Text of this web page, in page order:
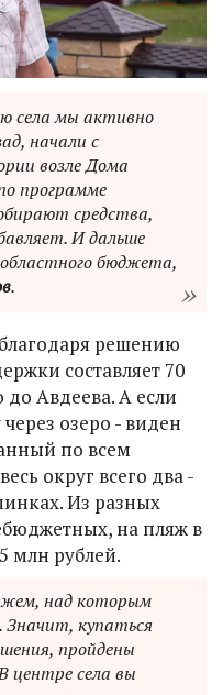
села мы активно
начали с
возле Дома
программе
средства,
И дальше
бюджета,
.
решению
составляет 70
до Авдеева. А если
озеро - виден
по всем
округ всего два -
Из разных
на пляж в
млн рублей.
над которым
купаться
пройдены
центре села вы